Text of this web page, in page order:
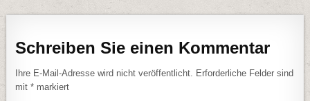
Schreiben Sie einen Kommentar
Ihre E-Mail-Adresse wird nicht veröffentlicht.
Erforderliche Felder sind
mit* markiert